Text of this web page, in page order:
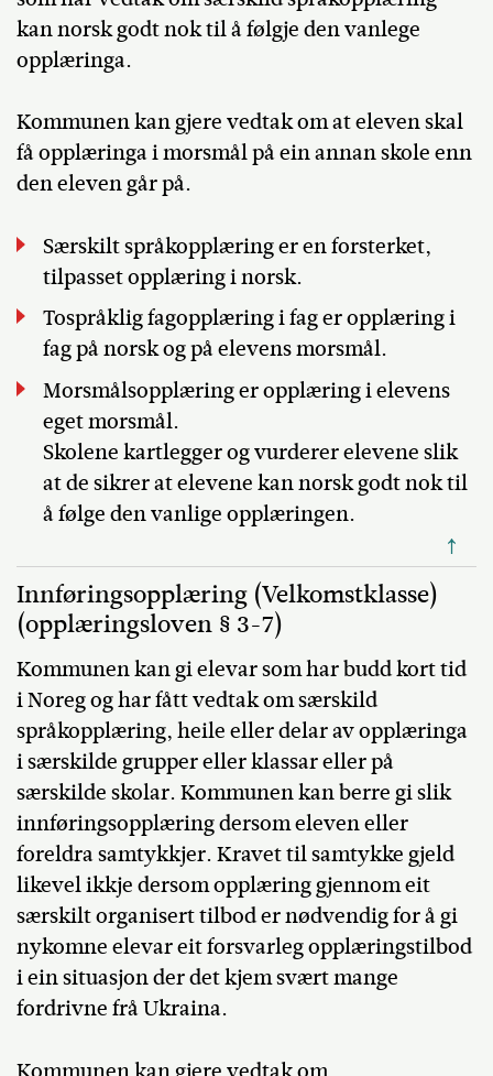
kan norsk godt nok til å følgje den vanlege
opplæringa.
Kommunen kan gjere vedtak om at eleven skal
få opplæringa i morsmål på ein annan skole enn
den eleven går på.
Særskilt språkopplæring er en forsterket,
tilpasset opplæring i norsk.
Tospråklig fagopplæring i fag er opplæring i
fag på norsk og på elevens morsmål.
Morsmålsopplæring er opplæring i elevens
eget morsmål.
Skolene kartlegger og vurderer elevene slik
at de sikrer at elevene kan norsk godt nok til
å følge den vanlige opplæringen.
↑
Innføringsopplæring (Velkomstklasse)
(opplæringsloven § 3-7)
Kommunen kan gi elevar som har budd kort tid
i Noreg og har fått vedtak om særskild
språkopplæring, heile eller delar av opplæringa
i særskilde grupper eller klassar eller på
særskilde skolar. Kommunen kan berre gi slik
innføringsopplæring dersom eleven eller
foreldra samtykkjer. Kravet til samtykke gjeld
likevel ikkje dersom opplæring gjennom eit
særskilt organisert tilbod er nødvendig for å gi
nykomne elevar eit forsvarleg opplæringstilbod
i ein situasjon der det kjem svært mange
fordrivne frå Ukraina.